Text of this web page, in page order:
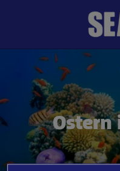
Ostern
🥚